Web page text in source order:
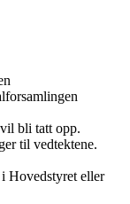
bli tatt opp.
til vedtektene.
Hovedstyret eller